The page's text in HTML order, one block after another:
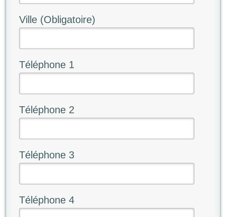
Ville (Obligatoire)
Téléphone 1
Téléphone 2
Téléphone 3
Téléphone 4